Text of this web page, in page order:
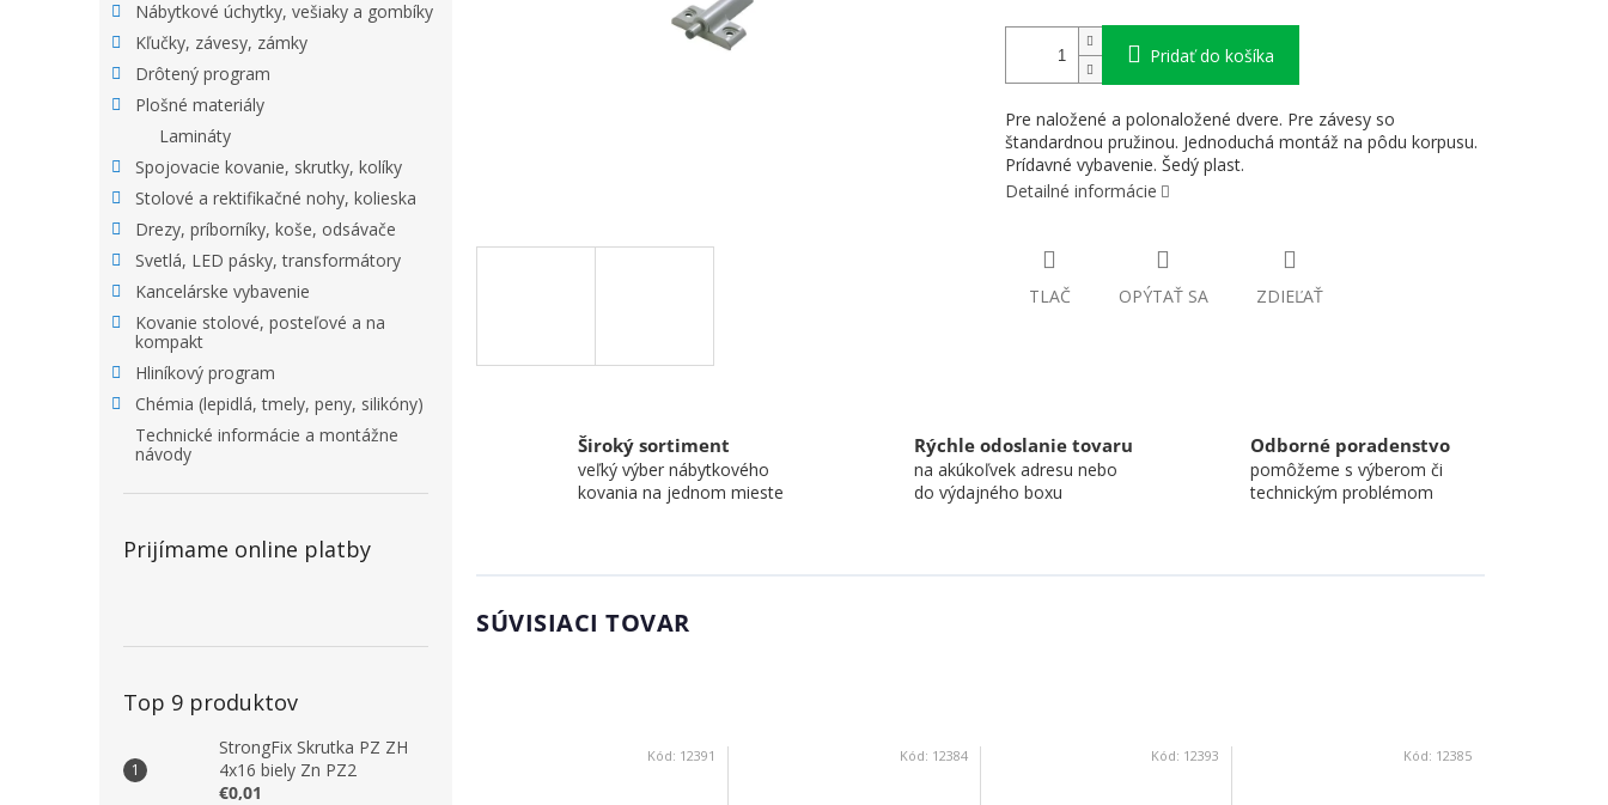
Nábytkové úchytky, vešiaky a gombíky
Kľučky, závesy, zámky
Drôtený program
Plošné materiály
Lamináty
Spojovacie kovanie, skrutky, kolíky
Stolové a rektifikačné nohy, kolieska
Drezy, príborníky, koše, odsávače
Svetlá, LED pásky, transformátory
Kancelárske vybavenie
Kovanie stolové, posteľové a na
kompakt
Hliníkový program
Chémia (lepidlá, tmely, peny, silikóny)
Technické informácie a montážne
návody
Prijímame online platby
Top 9 produktov
StrongFix Skrutka PZ ZH
4x16 biely Zn PZ2
€0,01
Pridať do košíka
Pre naložené a polonaložené dvere. Pre závesy so
štandardnou pružinou. Jednoduchá montáž na pôdu korpusu.
Prídavné vybavenie. Šedý plast.
Detailné informácie
TLAČ OPÝTAŤ SA ZDIEĽAŤ
Široký sortiment
veľký výber nábytkového
kovania na jednom mieste
Rýchle odoslanie tovaru
na akúkoľvek adresu nebo
do výdajného boxu
Odborné poradenstvo
pomôžeme s výberom či
technickým problémom
SÚVISIACI TOVAR
Kód: 12391 Kód: 12384 Kód: 12393 Kód: 12385